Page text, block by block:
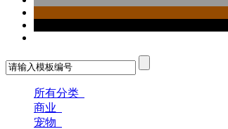
所有分类
商业
宠物